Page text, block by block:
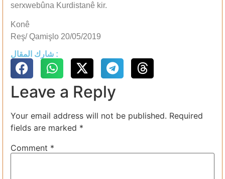
serxwebûna Kurdistanê kir.
Konê
Reş/ Qamişlo 20/05/2019
شارك المقال :
Leave a Reply
Your email address will not be published. Required
fields are marked *
Comment *